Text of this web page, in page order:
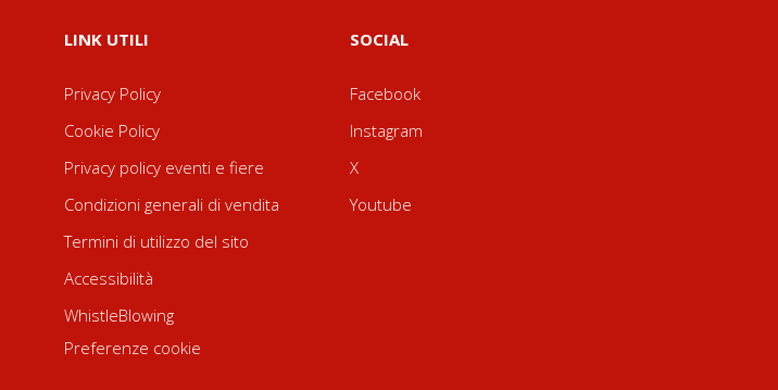
LINK UTILI
Privacy Policy
Cookie Policy
Privacy policy eventi e fiere
Condizioni generali di vendita
Termini di utilizzo del sito
Accessibilità
WhistleBlowing
Preferenze cookie
SOCIAL
Facebook
Instagram
X
Youtube